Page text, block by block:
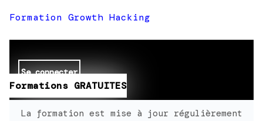
Formation Growth Hacking
Se connecter
Formations GRATUITES
La formation est mise à jour régulièrement